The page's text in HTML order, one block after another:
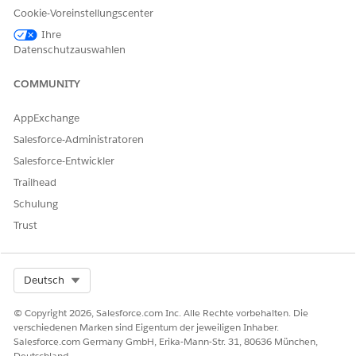
Dieser Serviceprozess enthält einen Abwicklungs-Flow, der die
Serviceanforderung automatisch verarbeitet. Sie können
diesen Flow in Flow Builder um benutzerdefinierte Logik
HINWEISDer Flow löst eine Apex-Aktion aus, die das
Salesforce-Kennwort des anfordernden Benutzers
zurücksetzt.
Integration
Diese Vorlage enthält keine vorkonfigurierten Integrationen
für die Aufnahme oder Abwicklung. Verwenden Sie Flow
Builder, um benutzerdefinierte Flows mit Konnektoren zu
erstellen, die definieren, wie die Anforderung erfasst und
erfüllt wird.
Cookie-Voreinstellungscenter
Ihre
Datenschutzauswahlen
COMMUNITY
AppExchange
Salesforce-Administratoren
Salesforce-Entwickler
Trailhead
Schulung
Trust
Deutsch
© Copyright 2026, Salesforce.com Inc. Alle Rechte vorbehalten. Die
verschiedenen Marken sind Eigentum der jeweiligen Inhaber.
Salesforce.com Germany GmbH, Erika-Mann-Str. 31, 80636 München,